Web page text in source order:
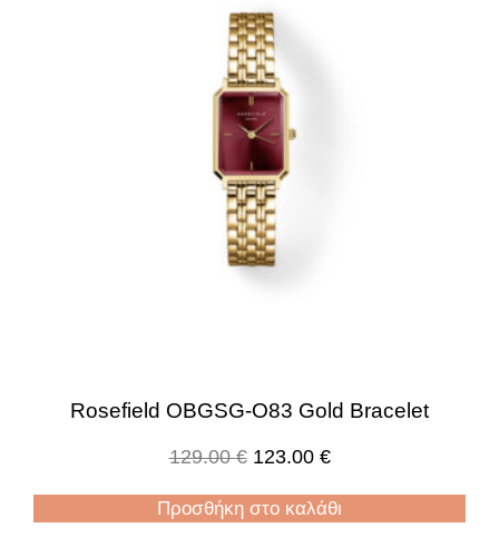
Rosefield OBGSG-O83 Gold Bracelet
129.00€ 123.00 €
Προσθήκη στο καλάθι